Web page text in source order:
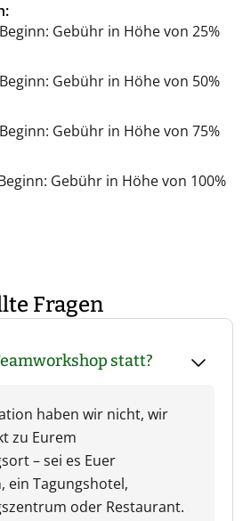
Gebühr in Höhe von 25%
Gebühr in Höhe von 50%
Gebühr in Höhe von 75%
Gebühr in Höhe von 100%
Fragen
statt?
haben wir nicht, wir
zu Eurem
– sei es Euer
ein Tagungshotel,
oder Restaurant.